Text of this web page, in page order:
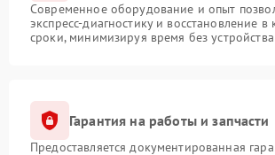
Современное оборудование и опыт
экспресс-диагностику и восстановление в
сроки, минимизируя время без устройства
Гарантия на работы и запчасти
Предоставляется документированная